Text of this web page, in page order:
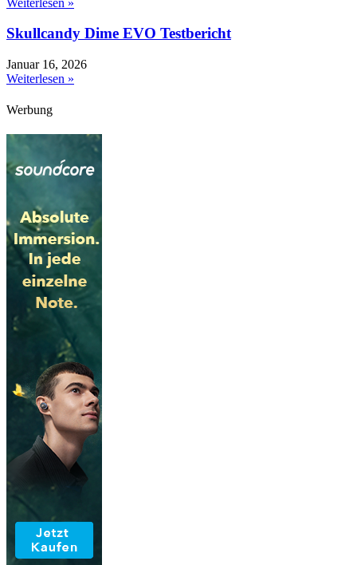
Skullcandy Dime EVO Testbericht
Januar 16, 2026
Weiterlesen »
Werbung